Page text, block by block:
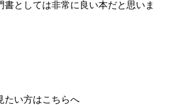
書としては非常に良い本だと思いま
たい方はこちらへ